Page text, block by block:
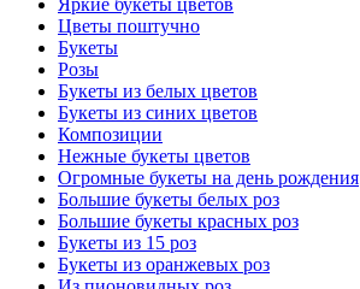
Яркие букеты цветов
Цветы поштучно
Букеты
Розы
Букеты из белых цветов
Букеты из синих цветов
Композиции
Нежные букеты цветов
Огромные букеты на день рождения
Большие букеты белых роз
Большие букеты красных роз
Букеты из 15 роз
Букеты из оранжевых роз